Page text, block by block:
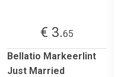
€ 3.65
Bellatio Markeerlint
Just Married